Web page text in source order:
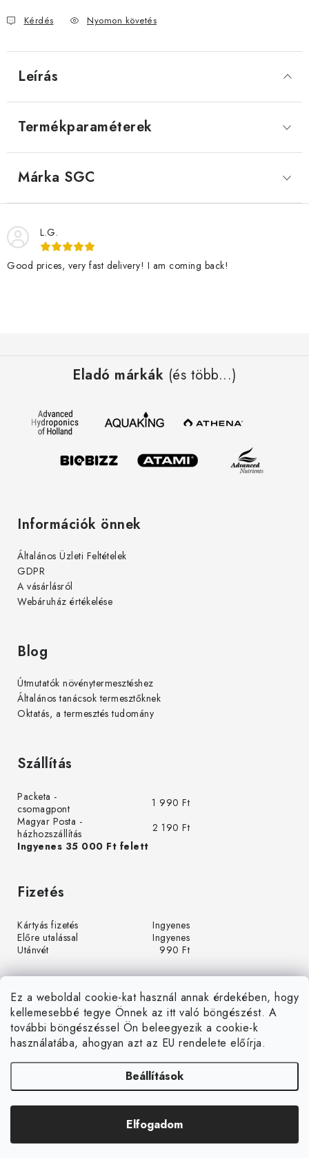
Ez a weboldal cookie-kat használ annak érdekében, hogy
kellemesebbé tegye Önnek az itt való böngészést. A
további böngészéssel Ön beleegyezik a cookie-k
használatába, ahogyan azt az EU rendelete előírja.
Beállítások
Elfogadom
Kérdés Nyomon követés
Leírás
Termékparaméterek
Márka SGC
L.G.
Good prices, very fast delivery! I am coming back!
Eladó márkák (és több...)
Információk önnek
Általános Üzleti Feltételek
GDPR
A vásárlásról
Webáruház értékelése
Blog
Útmutatók növénytermesztéshez
Általános tanácsok termesztőknek
Oktatás, a termesztés tudomány
Szállítás
Packeta -
csomagpont
1 990 Ft
Magyar Posta -
házhozszállítás
2 190 Ft
Ingyenes 35 000 Ft felett
Fizetés
Kártyás fizetés
Ingyenes
Előre utalással
Ingyenes
Utánvét
990 Ft
r
u
r
Árukereső.hu
LEDGrow.hu. Minden jog fenntartva.